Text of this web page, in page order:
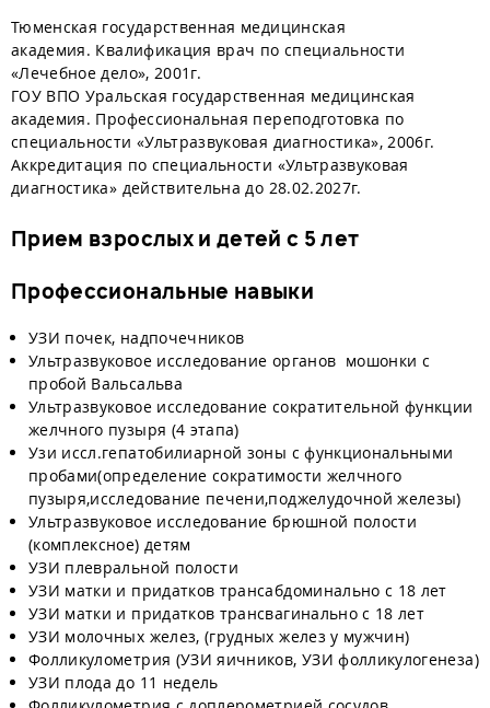
Тюменская государственная медицинская
академия. Квалификация врач по специальности
«Лечебное дело», 2001г.
ГОУ ВПО Уральская государственная медицинская
академия. Профессиональная переподготовка по
специальности «Ультразвуковая диагностика», 2006г.
Аккредитация по специальности «Ультразвуковая
диагностика» действительна до 28.02.2027г.
Прием взрослых и детей с 5 лет
Профессиональные навыки
УЗИ почек, надпочечников
Ультразвуковое исследование органов мошонки с
пробой Вальсальва
Ультразвуковое исследование сократительной функции
желчного пузыря (4 этапа)
Узи иссл.гепатобилиарной зоны с функциональными
пробами(определение сократимости желчного
пузыря,исследование печени,поджелудочной железы)
Ультразвуковое исследование брюшной полости
(комплексное) детям
УЗИ плевральной полости
УЗИ матки и придатков трансабдоминально с 18 лет
УЗИ матки и придатков трансвагинально с 18 лет
УЗИ молочных желез, (грудных желез у мужчин)
Фолликулометрия (УЗИ яичников, УЗИ фолликулогенеза)
УЗИ плода до 11 недель